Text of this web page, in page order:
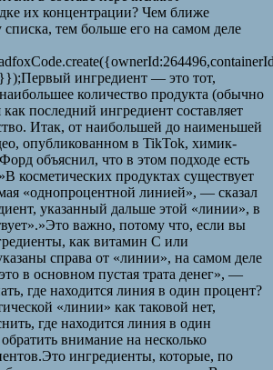
их концентрации? Чем ближе
списка, тем больше его на самом деле
ингредиент — это тот,
количество продукта (обычно
последний ингредиент составляет
Итак, от наибольшей до наименьшей
опубликованном в TikTok, химик-
объяснил, что в этом подходе есть
косметических продуктах существует
«однопроцентной линией», — сказал
указанный дальше этой «линии», в
важно, потому что, если вы
как витамин С или
справа от «линии», на самом деле
в основном пустая трата денег», —
где находится линия в один процент?
«линии» как таковой нет,
где находится линия в один
внимание на несколько
ингредиенты, которые, по